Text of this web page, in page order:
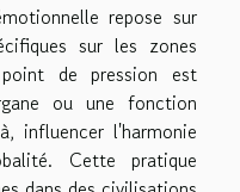
repose sur
sur les zones
de pression est
ou une fonction
influencer l'harmonie
Cette pratique